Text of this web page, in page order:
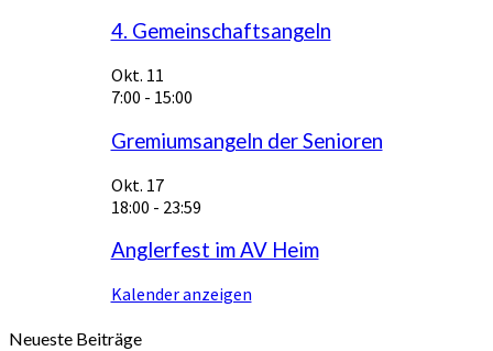
4. Gemeinschaftsangeln
Okt. 11
7:00 - 15:00
Gremiumsangeln der Senioren
Okt. 17
18:00 - 23:59
Anglerfest im AV Heim
Kalender anzeigen
Neueste Beiträge